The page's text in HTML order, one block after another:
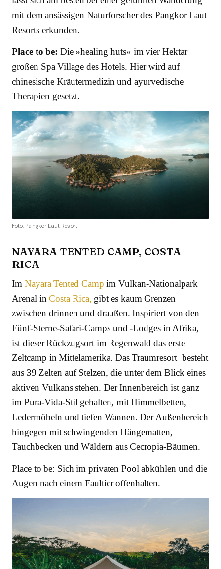
mit dem ansässigen Naturforscher des Pangkor Laut
Resorts erkunden.
Place to be: Die »healing huts« im vier Hektar
großen Spa Village des Hotels. Hier wird auf
chinesische Kräutermedizin und ayurvedische
Therapien gesetzt.
Foto: Pangkor Laut Resort
NAYARA TENTED CAMP, COSTA
RICA
Im Nayara Tented Camp im Vulkan-Nationalpark
Arenal in Costa Rica, gibt es kaum Grenzen
zwischen drinnen und draußen. Inspiriert von den
Fünf-Sterne-Safari-Camps und -Lodges in Afrika,
ist dieser Rückzugsort im Regenwald das erste
Zeltcamp in Mittelamerika. Das Traumresort besteht
aus 39 Zelten auf Stelzen, die unter dem Blick eines
aktiven Vulkans stehen. Der Innenbereich ist ganz
im Pura-Vida-Stil gehalten, mit Himmelbetten,
Ledermöbeln und tiefen Wannen. Der Außenbereich
hingegen mit schwingenden Hängematten,
Tauchbecken und Wäldern aus Cecropia-Bäumen.
Place to be: Sich im privaten Pool abkühlen und die
Augen nach einem Faultier offenhalten.